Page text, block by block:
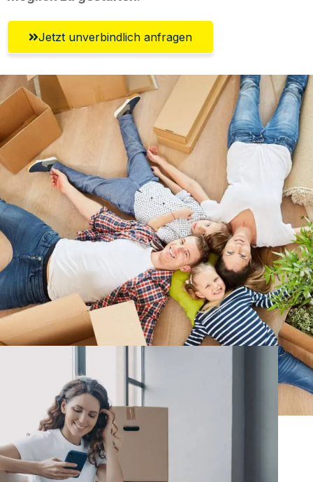
Jetzt unverbindlich anfragen